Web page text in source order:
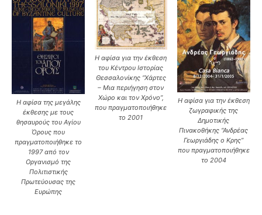
Η αφίσα της μεγάλης
έκθεσης με τους
θησαυρούς του Αγίου
Όρους που
πραγματοποιήθηκε το
1997 από τον
Οργανισμό της
Πολιτιστικής
Πρωτεύουσας της
Ευρώπης
Η αφίσα για την έκθεση
του Κέντρου Ιστορίας
Θεσσαλονίκης “Χάρτες
– Μια περιήγηση στον
Χώρο και τον Χρόνο”,
που πραγματοποιήθηκε
το 2001
Η αφίσα για την έκθεση
ζωγραφικής της
Δημοτικής
Πινακοθήκης “Ανδρέας
Γεωργιάδης ο Κρης”
που πραγματοποιήθηκε
το 2004